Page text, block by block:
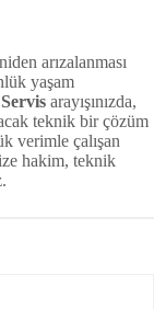
arızalanması
yaşam
arayışınızda,
teknik bir çözüm
verimle çalışan
hakim, teknik